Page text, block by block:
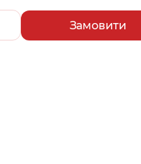
Замовити